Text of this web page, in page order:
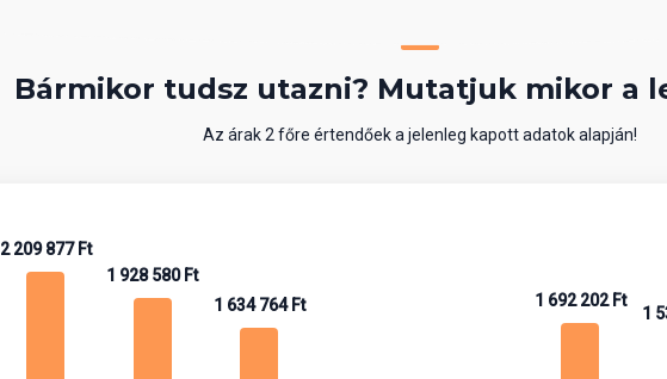
Bármikor tudsz utazni? Mutatjuk mikor a
Az árak 2 főre értendőek a jelenleg kapott adatok alapján!
2 209 877 Ft
1 928 580 Ft
1 634 764 Ft 1 692 202 Ft
1